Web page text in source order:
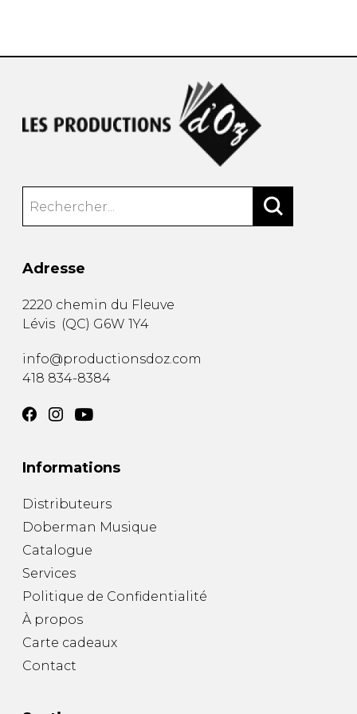
Adresse
2220 chemin du Fleuve
Lévis (QC) G6W 1Y4
info@productionsdoz.com
418 834-8384
Informations
Distributeurs
Doberman Musique
Catalogue
Services
Politique de Confidentialité
À propos
Carte cadeaux
Contact